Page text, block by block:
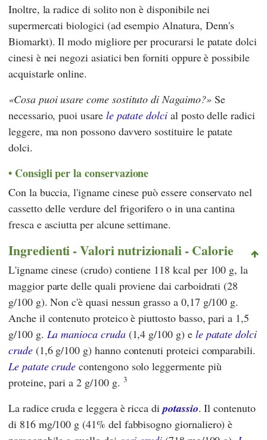
Inoltre, la radice di solito non è disponibile nei
supermercati biologici (ad esempio Alnatura, Denn's
Biomarkt). Il modo migliore per procurarsi le patate dolci
cinesi è nei negozi asiatici ben forniti oppure è possibile
acquistarle online.
Cosa puoi usare come sostituto di Nagaimo? Se
necessario, puoi usare le patate dolcial posto delle radici
leggere, ma non possono davvero sostituire le patate
dolci.
Consigli per la conservazione
Con la buccia, l'igname cinese può essere conservato nel
cassetto delle verdure del frigorifero o in una cantina
fresca e asciutta per alcune settimane.
Ingredienti - Valori nutrizionali - Calorie
L'igname cinese (crudo) contiene 118 kcal per 100 g, la
maggior parte delle quali proviene dai carboidrati (28
g/100 g). Non c'è quasi nessun grasso a 0,17 g/100 g.
Anche il contenuto proteico è piuttosto basso, pari a 1,5
g/100 g. La manioca cruda(1,4 g/100 g) e le patate dolci
crude(1,6 g/100 g) hanno contenuti proteici comparabili.
Le patate crude contengono solo leggermente più
proteine, pari a 2 g/100 g. 3
La radice cruda e leggera è ricca dipotassio. Il contenuto
di 816 mg/100 g (41% del fabbisogno giornaliero) è